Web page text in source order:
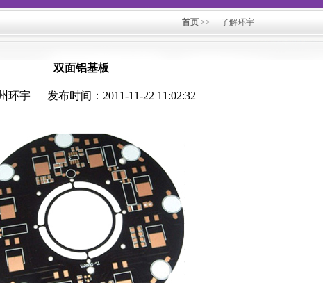
首页 >> 了解环宇
双面铝基板
环宇 发布时间：2011-11-22 11:02:32